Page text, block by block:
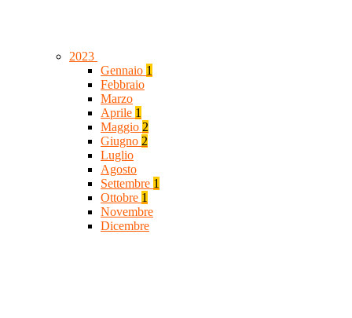
2023
Gennaio 1
Febbraio
Marzo
Aprile 1
Maggio 2
Giugno 2
Luglio
Agosto
Settembre 1
Ottobre 1
Novembre
Dicembre